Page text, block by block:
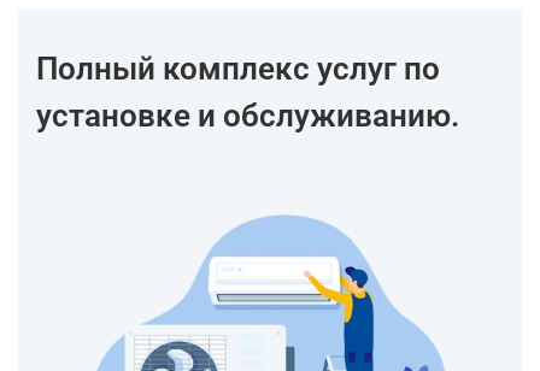
Полный комплекс услуг по
установке и обслуживанию.